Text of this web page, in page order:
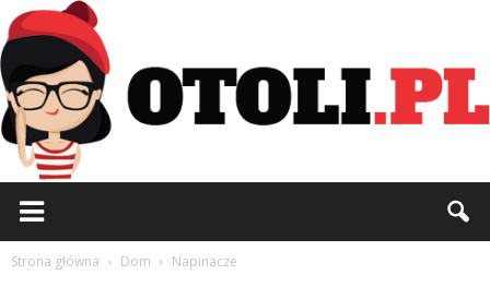
Strona główna Dom Napinacze